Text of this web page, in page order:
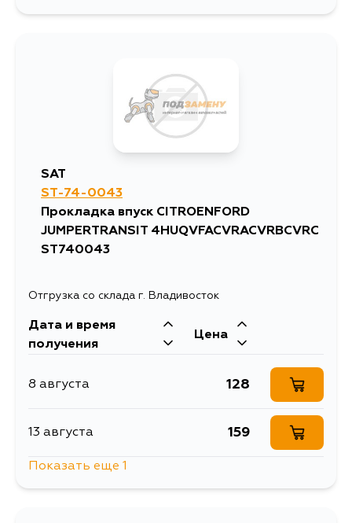
SAT
ST-74-0043
Прокладка впуск CITROENFORD
JUMPERTRANSIT 4HUQVFACVRACVRBCVRC
ST740043
Отгрузка со склада г. Владивосток
Дата и время
получения
Цена
8 августа 128
13 августа 159
Показать еще 1